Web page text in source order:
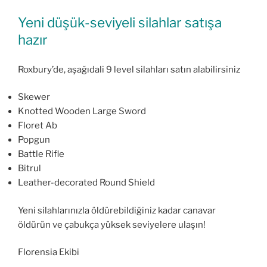
Yeni düşük-seviyeli silahlar satışa
hazır
Roxbury’de, aşağıdali 9 level silahları satın alabilirsiniz
Skewer
Knotted Wooden Large Sword
Floret Ab
Popgun
Battle Rifle
Bitrul
Leather-decorated Round Shield
Yeni silahlarınızla öldürebildiğiniz kadar canavar
öldürün ve çabukça yüksek seviyelere ulaşın!
Florensia Ekibi